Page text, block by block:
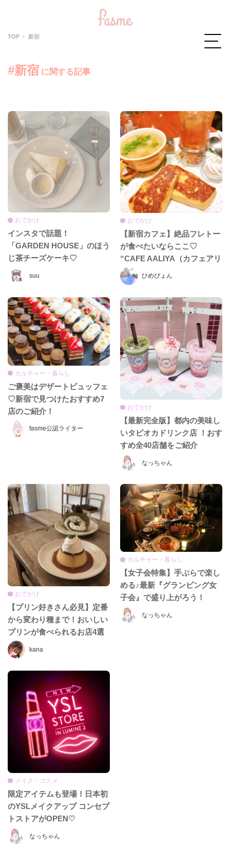
TOP 新宿
#新宿 に関する記事
suu
おでかけ
インスタで話題！
「GARDEN HOUSE」のほう
じ茶チーズケーキ♡
ひめぴょん
おでかけ
【新宿カフェ】絶品フレトー
が食べたいならここ♡
“CAFE AALIYA（カフェアリ
ヤ）”
fasme公認ライター
カルチャー・暮らし
ご褒美はデザートビュッフェ
♡新宿で見つけたおすすめ7
店のご紹介！
なっちゃん
おでかけ
【最新完全版】都内の美味し
いタピオカドリンク店 ！おす
すめ全40店舗をご紹介
kana
おでかけ
【プリン好きさん必見】定番
から変わり種まで！おいしい
プリンが食べられるお店4選
♡
なっちゃん
カルチャー・暮らし
【女子会特集】手ぶらで楽し
める♪最新『グランピング女
子会』で盛り上がろう！
なっちゃん
メイク・コスメ
限定アイテムも登場！日本初
のYSLメイクアップ コンセプ
トストアがOPEN♡